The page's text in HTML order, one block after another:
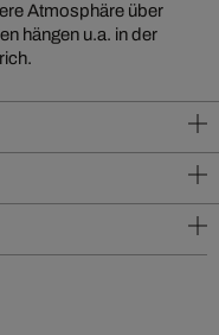
Atmosphäre über
hängen u.a. in der